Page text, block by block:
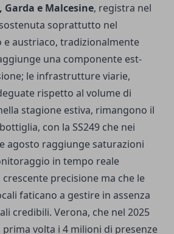
Garda e Malcesine, registra nel
soprattutto nel
e austriaco, tradizionalmente
una componente est-
le infrastrutture viarie,
rispetto al volume di
stagione estiva, rimangono il
con la SS249 che nei
agosto raggiunge saturazioni
in tempo reale
precisione ma che le
faticano a gestire in assenza
credibili. Verona, che nel 2025
volta i 4 milioni di presenze